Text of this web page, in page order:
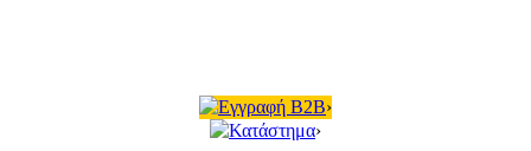
Εγγραφή B2B›
Κατάστημα›